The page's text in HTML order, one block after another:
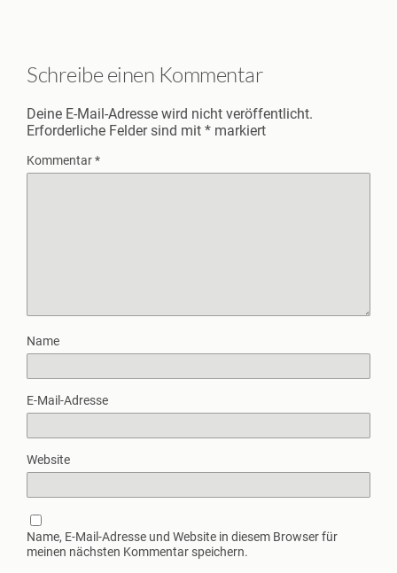
Schreibe einen Kommentar
Deine E-Mail-Adresse wird nicht veröffentlicht.
Erforderliche Felder sind mit * markiert
Kommentar*
Name
E-Mail-Adresse
Website
Name, E-Mail-Adresse und Website in diesem Browser für
meinen nächsten Kommentar speichern.